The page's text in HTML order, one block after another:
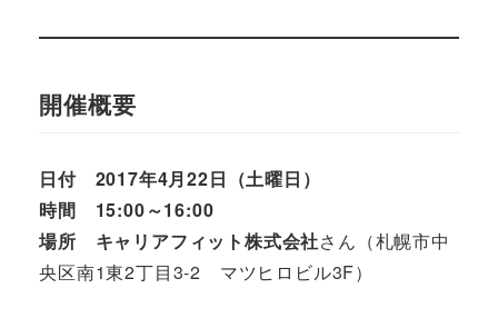
開催概要
日付
2017年4月22日（土曜日）
時間
15:00～16:00
場所
キャリアフィット株式会社さん（札幌市中
央区南1東2丁目3-2 マツヒロビル3F）